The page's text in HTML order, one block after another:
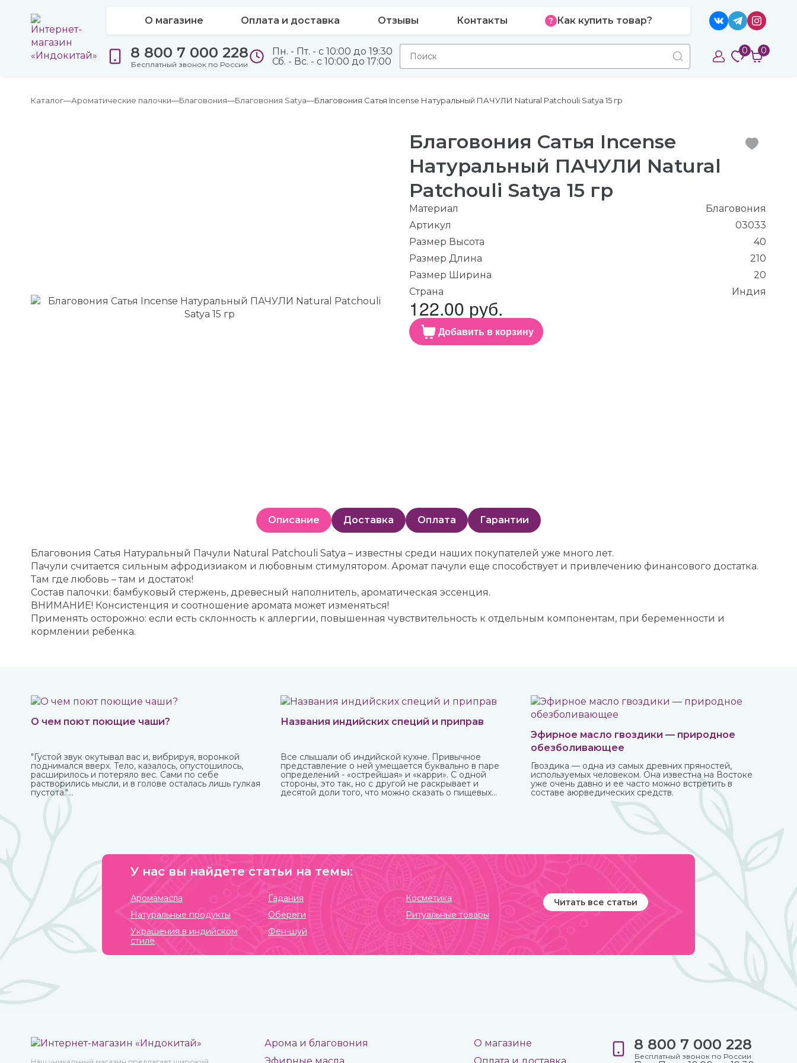
О магазине Оплата и доставка Отзывы Контакты Как купить товар?
8 800 7 000 228
Бесплатный звонок по России
Пн. - Пт. - с 10:00 до 19:30
Сб. - Вс. - с 10:00 до 17:00
0 0
Каталог Ароматические палочки Благовония Благовония Satya Благовония Сатья Incense Натуральный ПАЧУЛИ Natural Patchouli Satya 15 гр
Благовония Сатья Incense
Натуральный ПАЧУЛИ Natural
Patchouli Satya 15 гр
Материал
Благовония
Артикул
03033
Размер Высота
40
Размер Длина
210
Размер Ширина
20
Страна
Индия
122.00 руб.
Добавить в корзину
Описание Доставка Оплата Гарантии
Благовония Сатья Натуральный Пачули Natural Patchouli Satya – известны среди наших покупателей уже много лет.
Пачули считается сильным афродизиаком и любовным стимулятором. Аромат пачули еще способствует и привлечению финансового достатка.
Там где любовь – там и достаток!
Состав палочки: бамбуковый стержень, древесный наполнитель, ароматическая эссенция.
ВНИМАНИЕ! Консистенция и соотношение аромата может изменяться!
Применять осторожно: если есть склонность к аллергии, повышенная чувствительность к отдельным компонентам, при беременности и
кормлении ребенка.
О чем поют поющие чаши?
"Густой звук окутывал вас и, вибрируя, воронкой
поднимался вверх. Тело, казалось, опустошилось,
расширилось и потеряло вес. Сами по себе
растворились мысли, и в голове осталась лишь гулкая
пустота."
Это вы можете прочувствовать с тибетской поющей
чашей.
Названия индийских специй и приправ
Все слышали об индийской кухне. Привычное
представление о ней умещается буквально в паре
определений - «острейшая» и «карри». С одной
стороны, это так, но с другой не раскрывает и
десятой доли того, что можно сказать о пищевых
организм.
Эфирное масло гвоздики — природное
обезболивающее
Гвоздика — одна из самых древних пряностей,
используемых человеком. Она известна на Востоке
уже очень давно и ее часто можно встретить в
составе аюрведических средств.
У нас вы найдете статьи на темы:
Аромамасла Гадания
Косметика
Натуральные продукты
Обереги
Ритуальные товары
Украшения в индийском
стиле
Фен-шуй
Читать все статьи
Арома и благовония
О магазине
8 800 7 000 228
Бесплатный звонок по России